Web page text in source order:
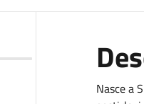
Nasce a